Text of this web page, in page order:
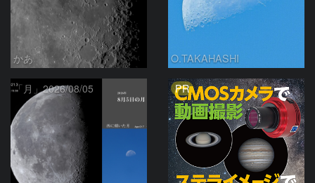
かあ O.TAKAHASHI
「月」2026/08/05 PR